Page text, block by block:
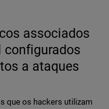
associados
configurados
a ataques
que os hackers utilizam